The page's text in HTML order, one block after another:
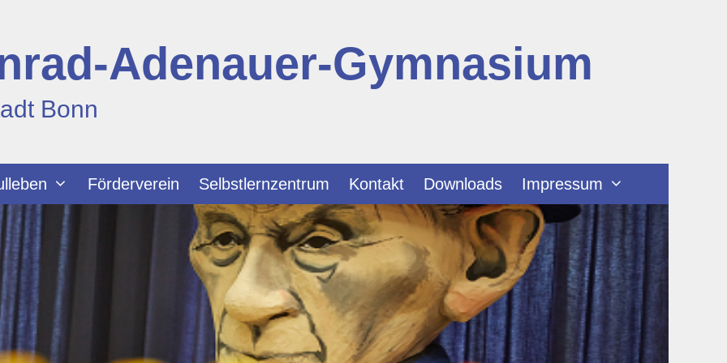
Adenauer-Gymnasium
Bonn
Förderverein Selbstlernzentrum Kontakt Downloads Impressum